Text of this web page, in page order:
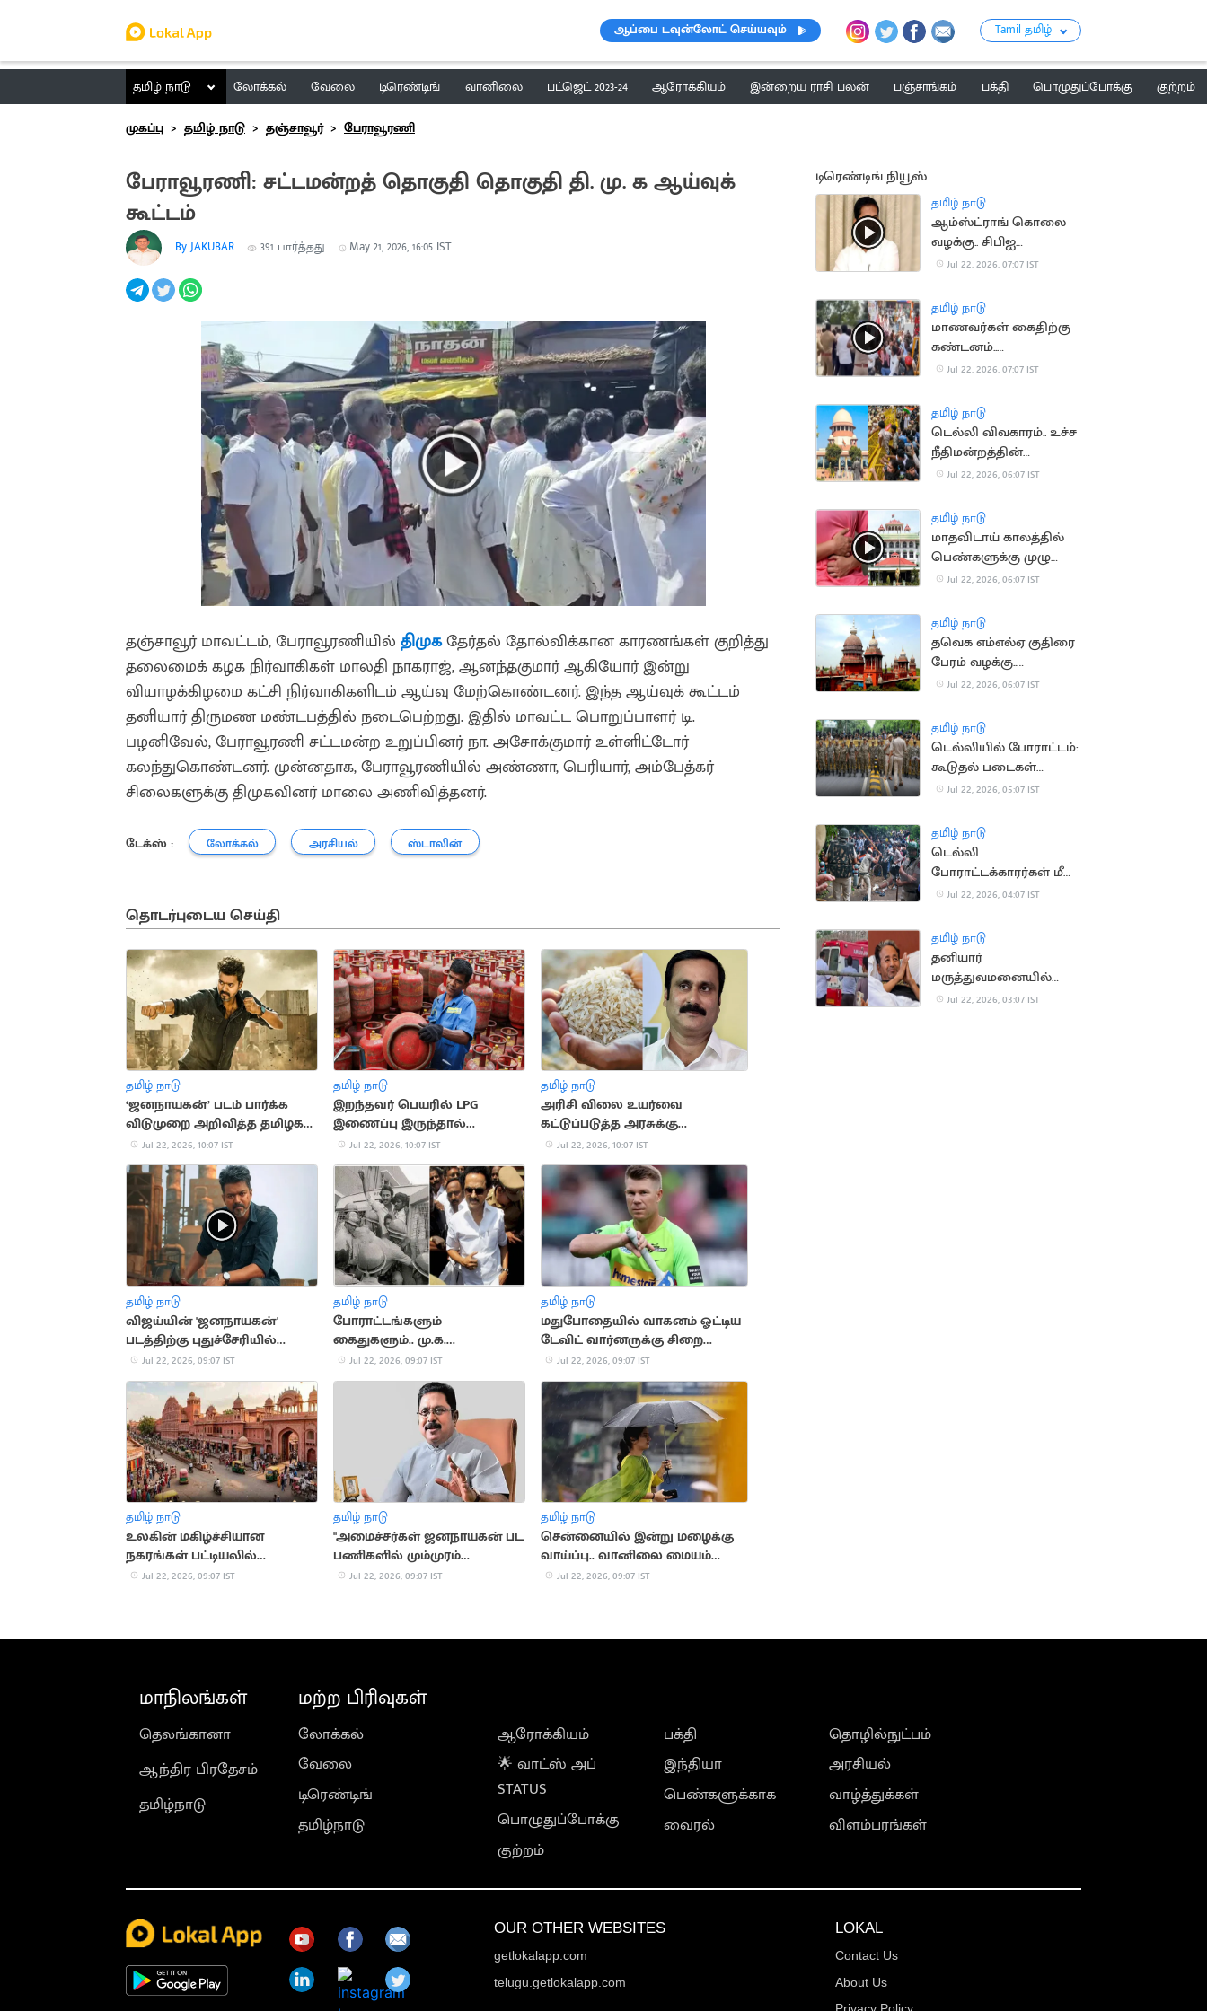
ஆப்பை டவுன்லோட் செய்யவும் Tamil தமிழ்
தமிழ் நாடு லோக்கல் வேலை டிரெண்டிங் வானிலை பட்ஜெட் 2023-24 ஆரோக்கியம் இன்றைய ராசி பலன் பஞ்சாங்கம் பக்தி பொழுதுப்போக்கு
குற்றம்
முகப்பு
தமிழ் நாடு தஞ்சாவூர் பேராவூரணி
பேராவூரணி: சட்டமன்றத் தொகுதி தொகுதி தி. மு. க ஆய்வுக்
கூட்டம்
By JAKUBAR 391 பார்த்தது May 21, 2026, 16:05 IST
தஞ்சாவூர் மாவட்டம், பேராவூரணியில்திமுகதேர்தல் தோல்விக்கான காரணங்கள் குறித்து
தலைமைக் கழக நிர்வாகிகள் மாலதி நாகராஜ், ஆனந்தகுமார் ஆகியோர் இன்று
வியாழக்கிழமை கட்சி நிர்வாகிகளிடம் ஆய்வு மேற்கொண்டனர். இந்த ஆய்வுக் கூட்டம்
தனியார் திருமண மண்டபத்தில் நடைபெற்றது. இதில் மாவட்ட பொறுப்பாளர் டி.
பழனிவேல், பேராவூரணி சட்டமன்ற உறுப்பினர் நா. அசோக்குமார் உள்ளிட்டோர்
கலந்துகொண்டனர். முன்னதாக, பேராவூரணியில் அண்ணா, பெரியார், அம்பேத்கர்
சிலைகளுக்கு திமுகவினர் மாலை அணிவித்தனர்.
டேக்ஸ் : லோக்கல் அரசியல் ஸ்டாலின்
தொடர்புடைய செய்தி
தமிழ் நாடு
‘ஜனநாயகன்’ படம் பார்க்க
விடுமுறை அறிவித்த தமிழக
நிறுவனம்
Jul 22, 2026, 10:07 IST
தமிழ் நாடு
இறந்தவர் பெயரில் LPG
இணைப்பு இருந்தால்
சிலிண்டர் விநியோகம்
நிறுத்தம்
Jul 22, 2026, 10:07 IST
தமிழ் நாடு
அரிசி விலை உயர்வை
கட்டுப்படுத்த அரசுக்கு
அன்புமணி ராமதாஸ் கோரிக்கை
Jul 22, 2026, 10:07 IST
தமிழ் நாடு
விஜய்யின் 'ஜனநாயகன்'
படத்திற்கு புதுச்சேரியில்
சிறப்பு காட்சிக்கு அனுமதி
Jul 22, 2026, 09:07 IST
தமிழ் நாடு
போராட்டங்களும்
கைதுகளும்.. மு.க.
ஸ்டாலினின் அரசியல்
வரலாறு
Jul 22, 2026, 09:07 IST
தமிழ் நாடு
மதுபோதையில் வாகனம் ஓட்டிய
டேவிட் வார்னருக்கு சிறை
தண்டனை
Jul 22, 2026, 09:07 IST
தமிழ் நாடு
உலகின் மகிழ்ச்சியான
நகரங்கள் பட்டியலில்
ஜெய்ப்பூர் 6-வது இடம்
Jul 22, 2026, 09:07 IST
தமிழ் நாடு
"அமைச்சர்கள் ஜனநாயகன் பட
பணிகளில் மும்முரம்
காட்டுவது வெட்கக்கேடானது”..
Jul 22, 2026, 09:07 IST
தமிழ் நாடு
சென்னையில் இன்று மழைக்கு
வாய்ப்பு.. வானிலை மையம்
அப்டேட்
Jul 22, 2026, 09:07 IST
டிரெண்டிங் நியூஸ்
தமிழ் நாடு
ஆம்ஸ்ட்ராங் கொலை
வழக்கு.. சிபிஐ
விசாரணைக்கு
அனுமதி
Jul 22, 2026, 07:07 IST
தமிழ் நாடு
மாணவர்கள் கைதிற்கு
கண்டனம்..
திருவொற்றியூர் காவல்
Jul 22, 2026, 07:07 IST
தமிழ் நாடு
டெல்லி விவகாரம்.. உச்ச
நீதிமன்றத்தின்
கருத்தால் சர்ச்சை
Jul 22, 2026, 06:07 IST
தமிழ் நாடு
மாதவிடாய் காலத்தில்
பெண்களுக்கு முழு
ஊதியத்துடன் விடுப்பு..
Jul 22, 2026, 06:07 IST
தமிழ் நாடு
தவெக எம்எல்ஏ குதிரை
பேரம் வழக்கு..
காவல்துறைக்கு
Jul 22, 2026, 06:07 IST
தமிழ் நாடு
டெல்லியில் போராட்டம்:
கூடுதல் படைகள்
வரவழைப்பு
Jul 22, 2026, 05:07 IST
தமிழ் நாடு
டெல்லி
போராட்டக்காரர்கள் மீது
தாக்குதல் வழக்கு இன்று
Jul 22, 2026, 04:07 IST
தமிழ் நாடு
தனியார்
மருத்துவமனையில்
சோனம் வாங்சுக்
Jul 22, 2026, 03:07 IST
மாநிலங்கள்
தெலங்கானா
ஆந்திர பிரதேசம்
தமிழ்நாடு
மற்ற பிரிவுகள்
லோக்கல்
வேலை
டிரெண்டிங்
தமிழ்நாடு
ஆரோக்கியம்
🌟 வாட்ஸ் அப்
STATUS
பொழுதுப்போக்கு
குற்றம்
பக்தி
இந்தியா
பெண்களுக்காக
வைரல்
தொழில்நுட்பம்
அரசியல்
வாழ்த்துக்கள்
விளம்பரங்கள்
OUR OTHER WEBSITES
getlokalapp.com
telugu.getlokalapp.com
LOKAL
Contact Us
About Us